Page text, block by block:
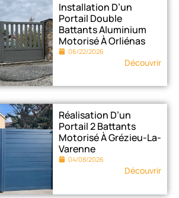
Installation D’un
Portail Double
Battants Aluminium
Motorisé À Orliénas
06/22/2026
Découvrir
Réalisation D’un
Portail 2 Battants
Motorisé À Grézieu-La-
Varenne
04/08/2026
Découvrir